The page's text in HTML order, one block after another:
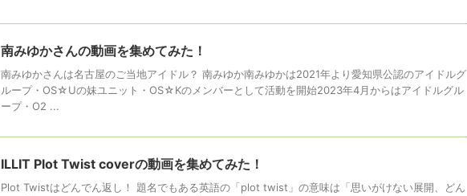
南みゆかさんの動画を集めてみた！
南みゆかさんは名古屋のご当地アイドル？ 南みゆか南みゆかは2021年より愛知県公認のアイドルグ
ループ・OS☆Uの妹ユニット・OS☆Kのメンバーとして活動を開始2023年4月からはアイドルグル
ープ・O2 ...
ILLIT Plot Twist coverの動画を集めてみた！
Plot Twistはどんでん返し！ 題名でもある英語の「plot twist」の意味は「思いがけない展開、どん